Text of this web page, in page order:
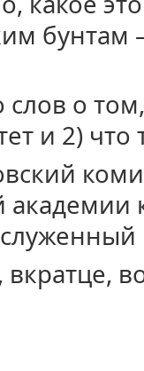
бунтам
о
и 2) что